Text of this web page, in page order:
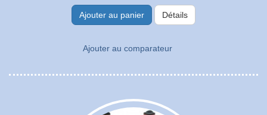
Ajouter au panier Détails
Ajouter au comparateur